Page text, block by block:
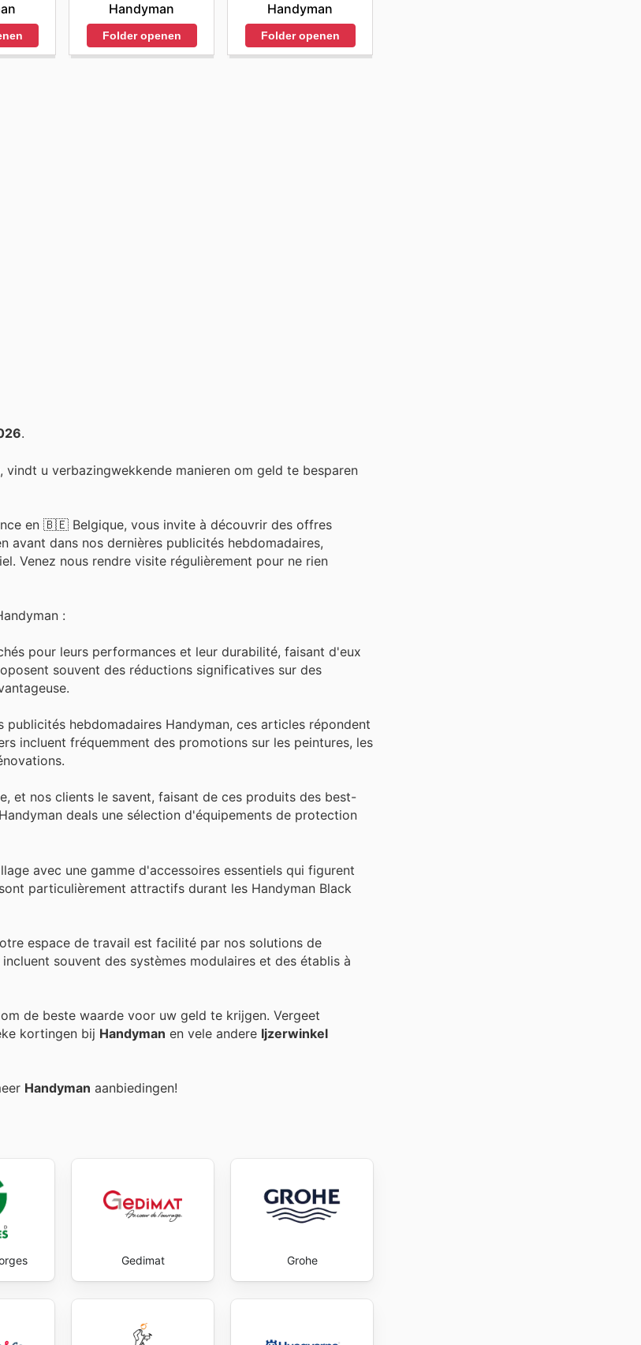
Handyman
Folder openen
Handyman
Folder openen
.
u verbazingwekkende manieren om geld te besparen
en 🇧🇪 Belgique, vous invite à découvrir des offres
avant dans nos dernières publicités hebdomadaires,
Venez nous rendre visite régulièrement pour ne rien
:
pour leurs performances et leur durabilité, faisant d'eux
souvent des réductions significatives sur des
publicités hebdomadaires Handyman, ces articles répondent
incluent fréquemment des promotions sur les peintures, les
et nos clients le savent, faisant de ces produits des best-
deals une sélection d'équipements de protection
avec une gamme d'accessoires essentiels qui figurent
particulièrement attractifs durant les Handyman Black
espace de travail est facilité par nos solutions de
souvent des systèmes modulaires et des établis à
de beste waarde voor uw geld te krijgen. Vergeet
kortingen bij Handyman en vele andere Ijzerwinkel
Handyman aanbiedingen!
Gedimat Grohe